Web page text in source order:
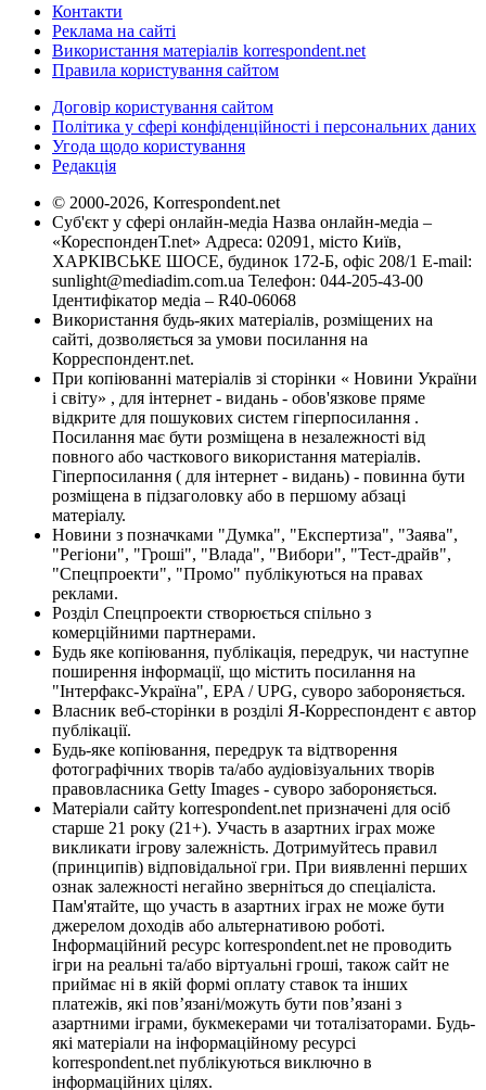
Контакти
Реклама на сайті
Використання матеріалів korrespondent.net
Правила користування сайтом
Договір користування сайтом
Політика у сфері конфіденційності і персональних даних
Угода щодо користування
Редакція
© 2000-2026, Korrespondent.net
Суб'єкт у сфері онлайн-медіа Назва онлайн-медіа –
«КореспонденТ.net» Адреса: 02091, місто Київ,
ХАРКІВСЬКЕ ШОСЕ, будинок 172-Б, офіс 208/1 E-mail:
sunlight@mediadim.com.ua Телефон: 044-205-43-00
Ідентифікатор медіа – R40-06068
Використання будь-яких матеріалів, розміщених на
сайті, дозволяється за умови посилання на
Корреспондент.net.
При копіюванні матеріалів зі сторінки « Новини України
і світу» , для інтернет - видань - обов'язкове пряме
відкрите для пошукових систем гіперпосилання .
Посилання має бути розміщена в незалежності від
повного або часткового використання матеріалів.
Гіперпосилання ( для інтернет - видань) - повинна бути
розміщена в підзаголовку або в першому абзаці
матеріалу.
Новини з позначками "Думка", "Експертиза", "Заява",
"Регіони", "Гроші", "Влада", "Вибори", "Тест-драйв",
"Спецпроекти", "Промо" публікуються на правах
реклами.
Розділ Спецпроекти створюється спільно з
комерційними партнерами.
Будь яке копіювання, публікація, передрук, чи наступне
поширення інформації, що містить посилання на
"Інтерфакс-Україна", EPA / UPG, суворо забороняється.
Власник веб-сторінки в розділі Я-Корреспондент є автор
публікації.
Будь-яке копіювання, передрук та відтворення
фотографічних творів та/або аудіовізуальних творів
правовласника Getty Images - суворо забороняється.
Матеріали сайту korrespondent.net призначені для осіб
старше 21 року (21+). Участь в азартних іграх може
викликати ігрову залежність. Дотримуйтесь правил
(принципів) відповідальної гри. При виявленні перших
ознак залежності негайно зверніться до спеціаліста.
Пам'ятайте, що участь в азартних іграх не може бути
джерелом доходів або альтернативою роботі.
Інформаційний ресурс korrespondent.net не проводить
ігри на реальні та/або віртуальні гроші, також сайт не
приймає ні в якій формі оплату ставок та інших
платежів, які пов’язані/можуть бути пов’язані з
азартними іграми, букмекерами чи тоталізаторами. Будь-
які матеріали на інформаційному ресурсі
korrespondent.net публікуються виключно в
інформаційних цілях.